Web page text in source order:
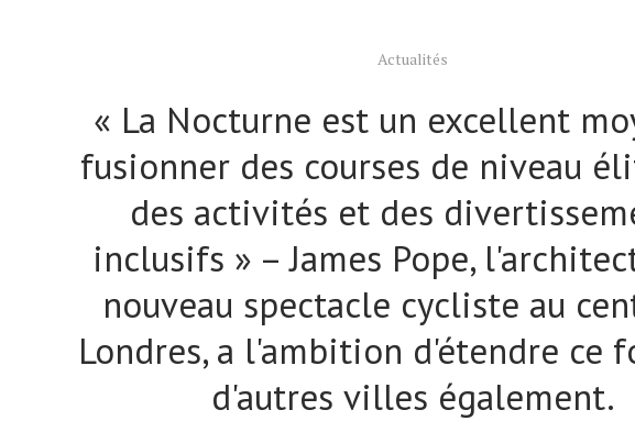
Actualités
« La Nocturne est un excellent
fusionner des courses de niveau
des activités et des
inclusifs » – James Pope,
nouveau spectacle cycliste au
Londres, a l'ambition d'étendre ce
d'autres villes également.